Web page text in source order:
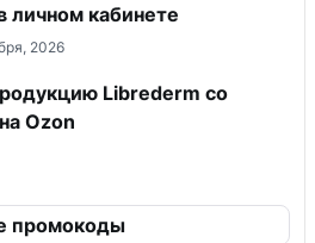
личном кабинете
2026
Librederm со
Ozon
промокоды